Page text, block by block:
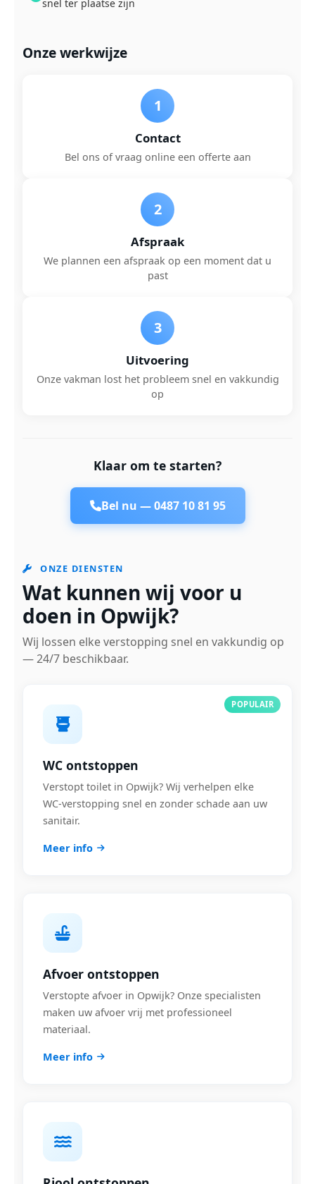
snel ter plaatse zijn
Onze werkwijze
1
Contact
Bel ons of vraag online een offerte aan
2
Afspraak
We plannen een afspraak op een moment dat u
past
3
Uitvoering
Onze vakman lost het probleem snel en vakkundig
op
Klaar om te starten?
Bel nu —0487 10 81 95
ONZE DIENSTEN
Wat kunnen wij voor u
doen in Opwijk?
Wij lossen elke verstopping snel en vakkundig op
— 24/7 beschikbaar.
POPULAIR
WC ontstoppen
Verstopt toilet in Opwijk? Wij verhelpen elke
WC-verstopping snel en zonder schade aan uw
sanitair.
Meer info
Afvoer ontstoppen
Verstopte afvoer in Opwijk? Onze specialisten
maken uw afvoer vrij met professioneel
materiaal.
Meer info